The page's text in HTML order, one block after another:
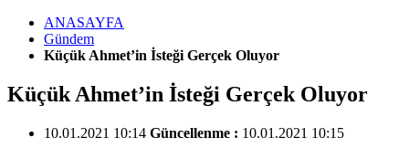
ANASAYFA
Gündem
Küçük Ahmet’in İsteği Gerçek Oluyor
Küçük Ahmet’in İsteği Gerçek Oluyor
10.01.2021 10:14 Güncellenme : 10.01.2021 10:15